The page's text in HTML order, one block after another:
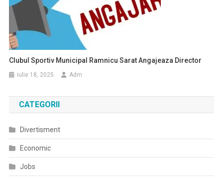
Clubul Sportiv Municipal Ramnicu Sarat Angajeaza Director
iulie 18, 2025 Adm
CATEGORII
Divertisment
Economic
Jobs